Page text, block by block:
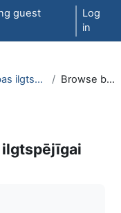
guest
Log
in
Vides zinību un izglītības ilgtspējīgai attīstībai vārdnīca Browse by alphabet